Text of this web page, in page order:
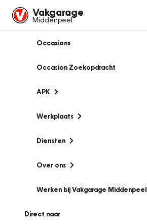
Vakgarage
Middenpeel
Occasions
Occasion Zoekopdracht
APK
Werkplaats
Diensten
Over ons
Werken bij Vakgarage Middenpeel
Direct naar